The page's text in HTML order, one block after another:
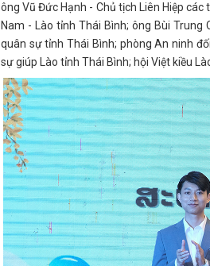
ông Vũ Đức Hạnh - Chủ tịch Liên Hiệp
Nam - Lào tỉnh Thái Bình; ông Bùi
quân sự tỉnh Thái Bình; phòng An ninh
sự giúp Lào tỉnh Thái Bình; hội Việt kiều